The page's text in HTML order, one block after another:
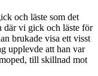
och läste som det
där vi gick och läste för
brukade visa ett visst
upplevde att han var
till skillnad mot